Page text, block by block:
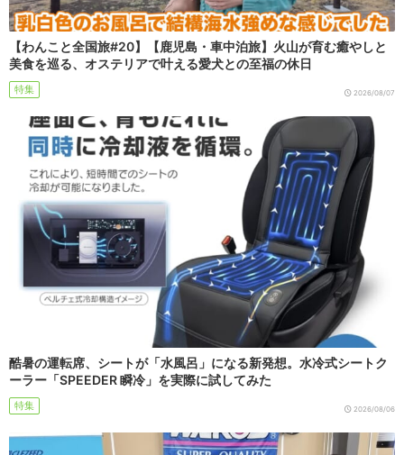
【わんこと全国旅#20】【鹿児島・車中泊旅】火山が育む癒やしと
美食を巡る、オステリアで叶える愛犬との至福の休日
特集 2026/08/07
酷暑の運転席、シートが「水風呂」になる新発想。水冷式シートク
ーラー「SPEEDER 瞬冷」を実際に試してみた
特集 2026/08/06